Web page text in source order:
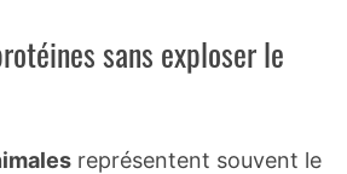
sans exploser le
représentent souvent le